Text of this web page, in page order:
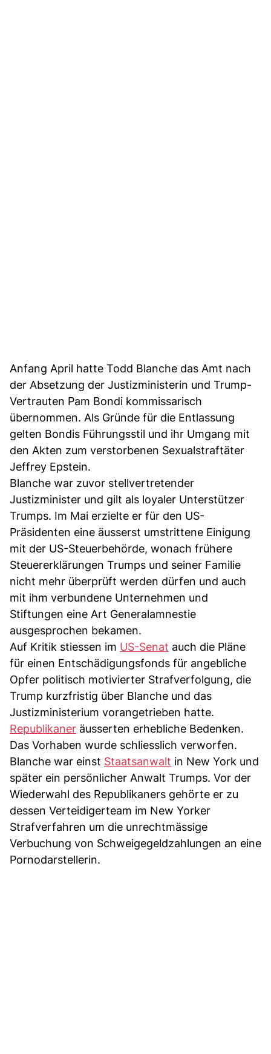
Anfang April hatte Todd Blanche das Amt nach
der Absetzung der Justizministerin und Trump-
Vertrauten Pam Bondi kommissarisch
übernommen. Als Gründe für die Entlassung
gelten Bondis Führungsstil und ihr Umgang mit
den Akten zum verstorbenen Sexualstraftäter
Jeffrey Epstein.
Blanche war zuvor stellvertretender
Justizminister und gilt als loyaler Unterstützer
Trumps. Im Mai erzielte er für den US-
Präsidenten eine äusserst umstrittene Einigung
mit der US-Steuerbehörde, wonach frühere
Steuererklärungen Trumps und seiner Familie
nicht mehr überprüft werden dürfen und auch
mit ihm verbundene Unternehmen und
Stiftungen eine Art Generalamnestie
ausgesprochen bekamen.
Auf Kritik stiessen im US-Senat auch die Pläne
für einen Entschädigungsfonds für angebliche
Opfer politisch motivierter Strafverfolgung, die
Trump kurzfristig über Blanche und das
Justizministerium vorangetrieben hatte.
Republikaner äusserten erhebliche Bedenken.
Das Vorhaben wurde schliesslich verworfen.
Blanche war einst Staatsanwalt in New York und
später ein persönlicher Anwalt Trumps. Vor der
Wiederwahl des Republikaners gehörte er zu
dessen Verteidigerteam im New Yorker
Strafverfahren um die unrechtmässige
Verbuchung von Schweigegeldzahlungen an eine
Pornodarstellerin.